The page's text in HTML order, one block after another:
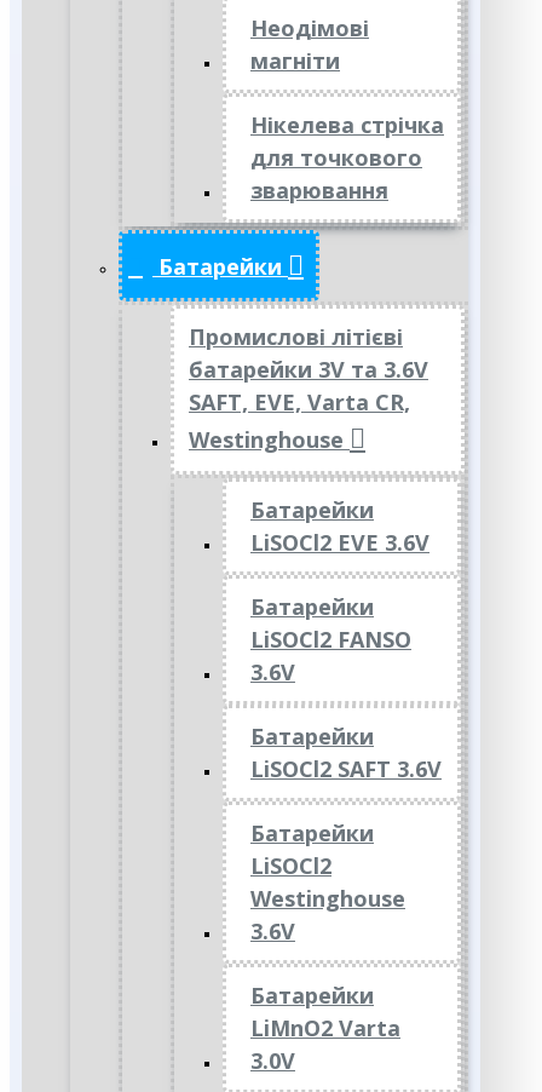
Неодімові
магніти
Нікелева стрічка
для точкового
зварювання
Батарейки
Промислові літієві
батарейки 3V та 3.6V
SAFT, EVE, Varta CR,
Westinghouse
Батарейки
LiSOCl2 EVE 3.6V
Батарейки
LiSOCl2 FANSO
3.6V
Батарейки
LiSOCl2 SAFT 3.6V
Батарейки
LiSOCl2
Westinghouse
3.6V
Батарейки
LiMnO2 Varta
3.0V